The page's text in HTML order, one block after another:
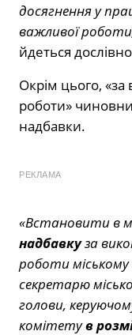
досягнення у
важливої
йдеться
Окрім цього,
роботи»
надбавки.
РЕКЛАМА
«Встановити в
надбавкуза
роботи міському
секретарю
голови,
комітетув